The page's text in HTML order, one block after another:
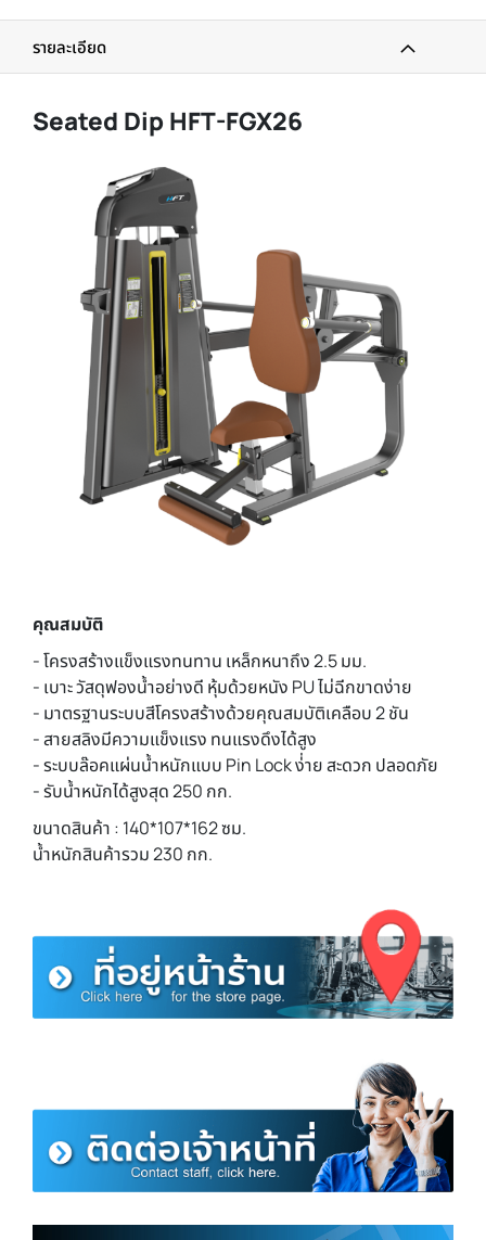
รายละเอียด
Seated Dip HFT-FGX26
คุณสมบัติ
- โครงสร้างแข็งแรงทนทาน เหล็กหนาถึง 2.5 มม.
- เบาะ วัสดุฟองน้ำอย่างดี หุ้มด้วยหนัง PU ไม่ฉีกขาดง่าย
- มาตรฐานระบบสีโครงสร้างด้วยคุณสมบัติเคลือบ 2 ชัน
- สายสลิงมีความแข็งแรง ทนแรงดึงได้สูง
- ระบบล๊อคแผ่นน้ำหนักแบบ Pin Lock ง่่าย สะดวก ปลอดภัย
- รับน้ำหนักได้สูงสุด 250 กก.
ขนาดสินค้า : 140*107*162 ซม.
น้ำหนักสินค้ารวม 230 กก.